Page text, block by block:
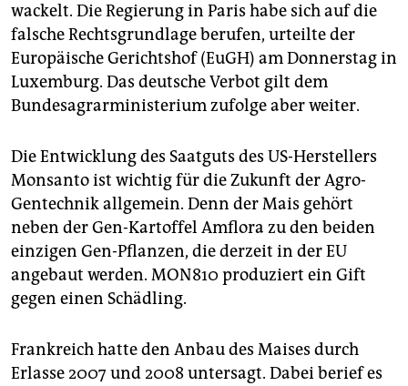
genossenschaft
epaper login
wackelt. Die Regierung in Paris habe sich auf die
falsche Rechtsgrundlage berufen, urteilte der
Europäische Gerichtshof (EuGH) am Donnerstag in
Luxemburg. Das deutsche Verbot gilt dem
Bundesagrarministerium zufolge aber weiter.
Die Entwicklung des Saatguts des US-Herstellers
Monsanto ist wichtig für die Zukunft der Agro-
Gentechnik allgemein. Denn der Mais gehört
neben der Gen-Kartoffel Amflora zu den beiden
einzigen Gen-Pflanzen, die derzeit in der EU
angebaut werden. MON810 produziert ein Gift
gegen einen Schädling.
Frankreich hatte den Anbau des Maises durch
Erlasse 2007 und 2008 untersagt. Dabei berief es